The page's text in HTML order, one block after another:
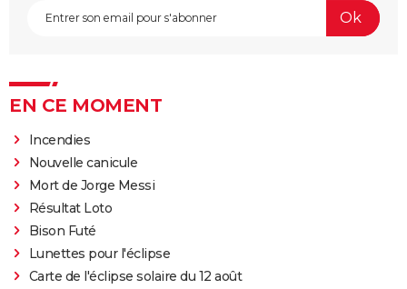
EN CE MOMENT
Incendies
Nouvelle canicule
Mort de Jorge Messi
Résultat Loto
Bison Futé
Lunettes pour l'éclipse
Carte de l'éclipse solaire du 12 août